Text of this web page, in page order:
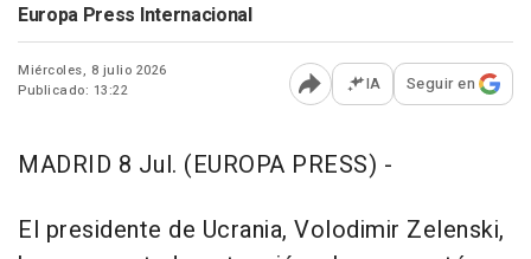
Europa Press Internacional
Miércoles, 8 julio 2026
Publicado: 13:22
Abrir opciones para
IA Seguir en
MADRID 8 Jul. (EUROPA PRESS) -
El presidente de Ucrania, Volodimir Zelenski,